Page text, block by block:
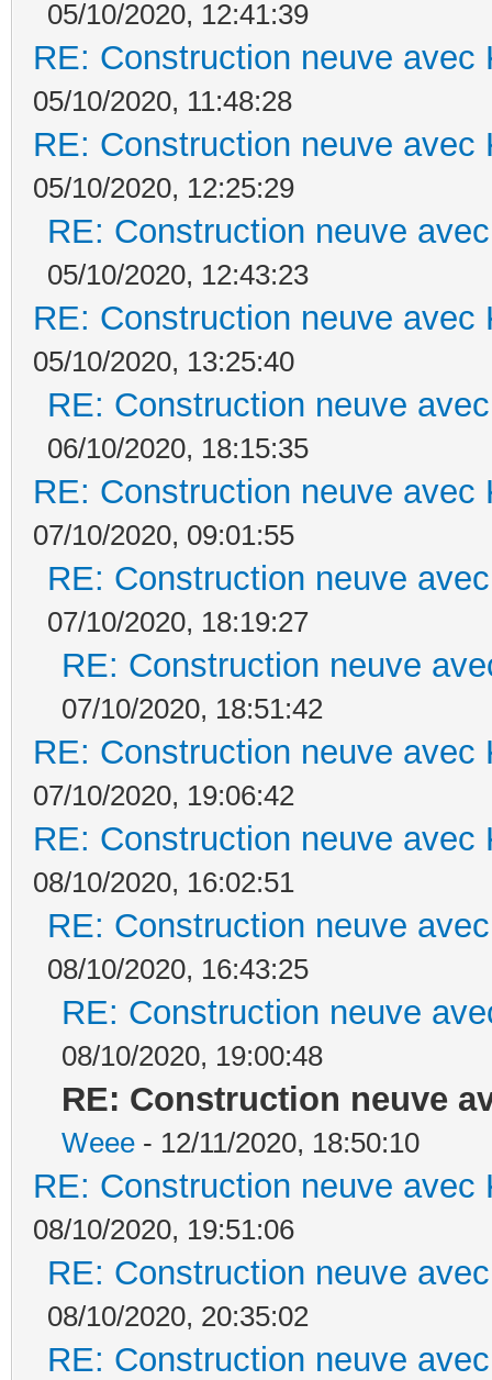
05/10/2020, 12:41:39
RE: Construction neuve avec
05/10/2020, 11:48:28
RE: Construction neuve avec
05/10/2020, 12:25:29
RE: Construction neuve
05/10/2020, 12:43:23
RE: Construction neuve avec
05/10/2020, 13:25:40
RE: Construction neuve
06/10/2020, 18:15:35
RE: Construction neuve avec
07/10/2020, 09:01:55
RE: Construction neuve
07/10/2020, 18:19:27
RE: Construction neuve
07/10/2020, 18:51:42
RE: Construction neuve avec
07/10/2020, 19:06:42
RE: Construction neuve avec
08/10/2020, 16:02:51
RE: Construction neuve
08/10/2020, 16:43:25
RE: Construction neuve
08/10/2020, 19:00:48
RE: Construction neuve
Weee - 12/11/2020, 18:50:10
RE: Construction neuve avec
08/10/2020, 19:51:06
RE: Construction neuve
08/10/2020, 20:35:02
RE: Construction neuve